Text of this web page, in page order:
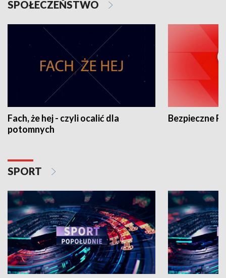
SPOŁECZEŃSTWO
Fach, że hej - czyli ocalić dla
potomnych
Bezpieczne
SPORT